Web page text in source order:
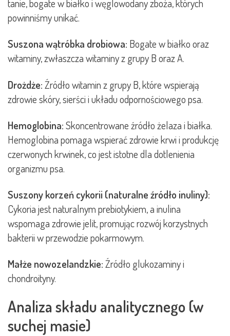
tanie, bogate w białko i węglowodany zboża, których
powinniśmy unikać.
Suszona wątróbka drobiowa: Bogate w białko oraz
witaminy, zwłaszcza witaminy z grupy B oraz A.
Drożdże:Źródło witamin z grupy B, które wspierają
zdrowie skóry, sierści i układu odpornościowego psa.
Hemoglobina:Skoncentrowane źródło żelaza i białka.
Hemoglobina pomaga wspierać zdrowie krwi i produkcję
czerwonych krwinek, co jest istotne dla dotlenienia
organizmu psa.
Suszony korzeń cykorii (naturalne źródło inuliny):
Cykoria jest naturalnym prebiotykiem, a inulina
wspomaga zdrowie jelit, promując rozwój korzystnych
bakterii w przewodzie pokarmowym.
Małże nowozelandzkie:Źródło glukozaminy i
chondroityny.
Analiza składu analitycznego (w
suchej masie)